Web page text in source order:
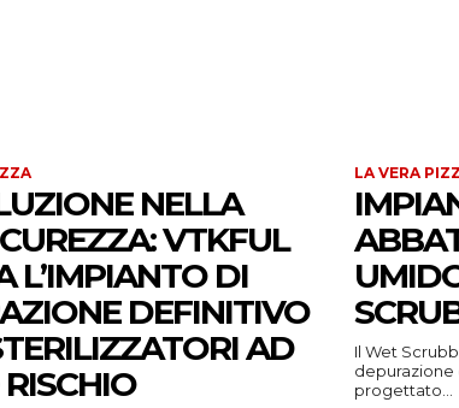
NELLA
VTKFUL
L’IMPIANTO DI
DEFINITIVO
AD
LA VERA
Il Wet
depurazione
progettato...